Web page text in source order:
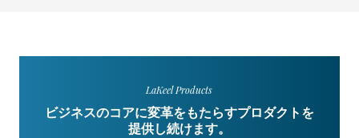
LaKeel Products
ビジネスのコアに変革をもたらすプロダクトを
提供し続けます。